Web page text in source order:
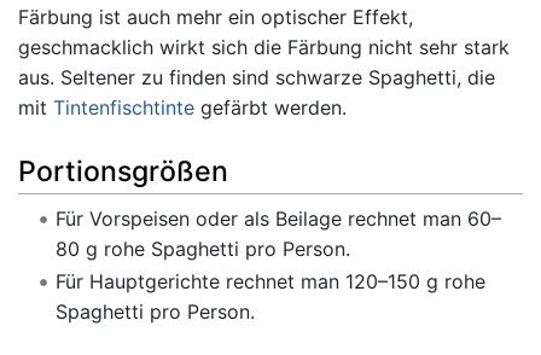
Färbung ist auch mehr ein optischer Effekt,
geschmacklich wirkt sich die Färbung nicht sehr stark
aus. Seltener zu finden sind schwarze Spaghetti, die
mit Tintenfischtinte gefärbt werden.
Portionsgrößen
Für Vorspeisen oder als Beilage rechnet man 60–
80 g rohe Spaghetti pro Person.
Für Hauptgerichte rechnet man 120–150 g rohe
Spaghetti pro Person.